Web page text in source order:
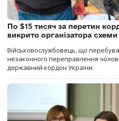
По $15 тисяч за перетин
викрито організатора схеми
Військовослужбовець, що
незаконного переправлення
державний кордон України.